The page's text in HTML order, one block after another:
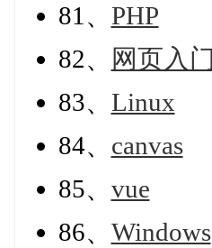
81、 PHP
82、
网页入门
83、 Linux
84、 canvas
85、 vue
86、 Windows